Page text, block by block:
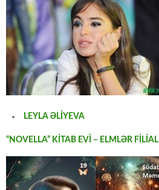
LEYLA ƏLİYEVA
“NOVELLA” KİTAB EVİ – ELMLƏR FİLİALI